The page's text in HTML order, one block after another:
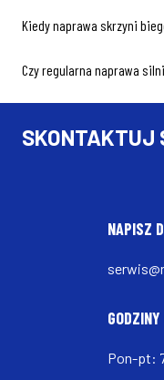
Kiedy naprawa skrzyni
Czy regularna naprawa
SKONTAKTUJ
NAPISZ
Pon-pt: